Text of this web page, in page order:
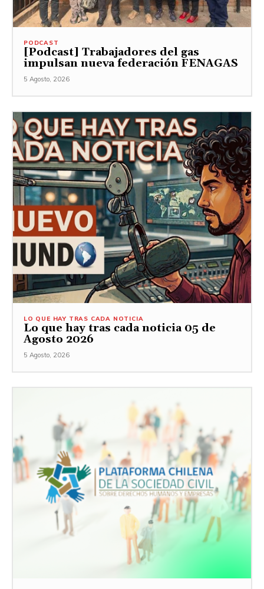
PODCAST
[Podcast] Trabajadores del gas
impulsan nueva federación FENAGAS
5 Agosto, 2026
LO QUE HAY TRAS CADA NOTICIA
Lo que hay tras cada noticia 05 de
Agosto 2026
5 Agosto, 2026